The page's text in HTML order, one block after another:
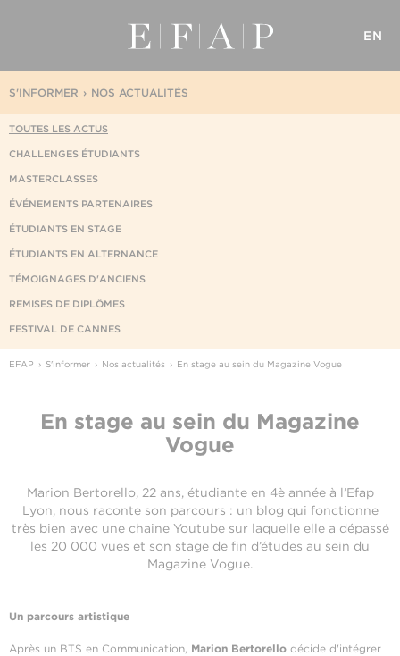
EN
NOS ACTUALITÉS
S'INFORMER
TOUTES LES ACTUS
CHALLENGES ÉTUDIANTS
MASTERCLASSES
ÉVÉNEMENTS PARTENAIRES
ÉTUDIANTS EN STAGE
ÉTUDIANTS EN ALTERNANCE
TÉMOIGNAGES D'ANCIENS
REMISES DE DIPLÔMES
FESTIVAL DE CANNES
EFAP S'informer Nos actualités En stage au sein du Magazine Vogue
En stage au sein du Magazine
Vogue
Marion Bertorello, 22 ans, étudiante en 4è année à l’Efap
Lyon, nous raconte son parcours : un blog qui fonctionne
très bien avec une chaine Youtube sur laquelle elle a dépassé
les 20 000 vues et son stage de fin d’études au sein du
Magazine Vogue.
Un parcours artistique
Après un BTS en Communication, Marion Bertorello décide d'intégrer